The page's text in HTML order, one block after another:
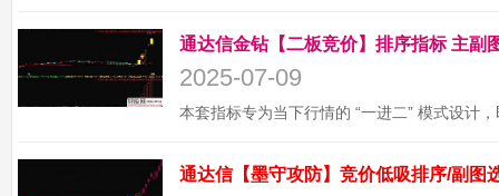
2025-07-09